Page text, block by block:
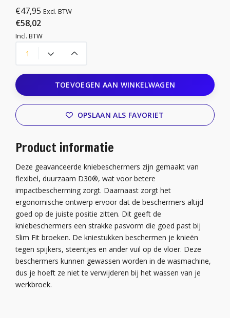
€47,95 Excl. BTW
€58,02
Incl. BTW
TOEVOEGEN AAN WINKELWAGEN
OPSLAAN ALS FAVORIET
Product informatie
Deze geavanceerde kniebeschermers zijn gemaakt van
flexibel, duurzaam D30®, wat voor betere
impactbescherming zorgt. Daarnaast zorgt het
ergonomische ontwerp ervoor dat de beschermers altijd
goed op de juiste positie zitten. Dit geeft de
kniebeschermers een strakke pasvorm die goed past bij
Slim Fit broeken. De kniestukken beschermen je knieën
tegen spijkers, steentjes en ander vuil op de vloer. Deze
beschermers kunnen gewassen worden in de wasmachine,
dus je hoeft ze niet te verwijderen bij het wassen van je
werkbroek.